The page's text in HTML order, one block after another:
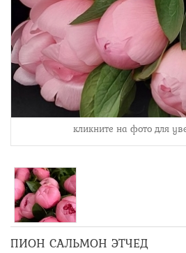
кликните на фото для
ПИОН САЛЬМОН ЭТЧЕД